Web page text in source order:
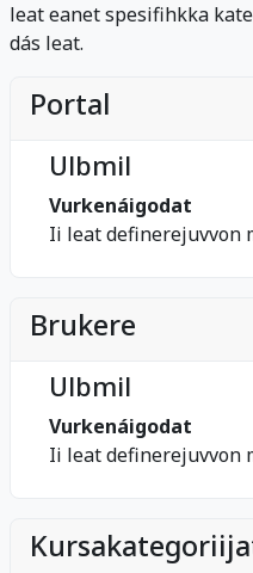
leat eanet spesifihkka
dás leat.
Portal
Ulbmil
Vurkenáigodat
Ii leat definerejuvvon
Brukere
Ulbmil
Vurkenáigodat
Ii leat definerejuvvon